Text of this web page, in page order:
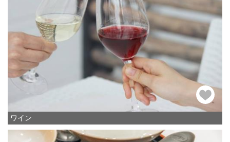
ワイン